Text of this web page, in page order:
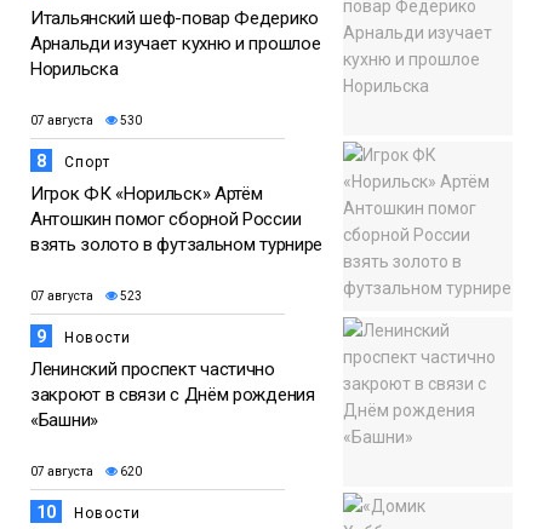
Итальянский шеф-повар Федерико
Арнальди изучает кухню и прошлое
Норильска
07 августа 530
8 Спорт
Игрок ФК «Норильск» Артём
Антошкин помог сборной России
взять золото в футзальном турнире
07 августа 523
9 Новости
Ленинский проспект частично
закроют в связи с Днём рождения
«Башни»
07 августа 620
10 Новости